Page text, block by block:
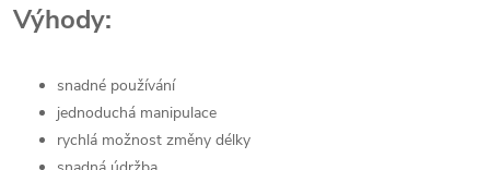
Výhody:
snadné používání
jednoduchá manipulace
rychlá možnost změny délky